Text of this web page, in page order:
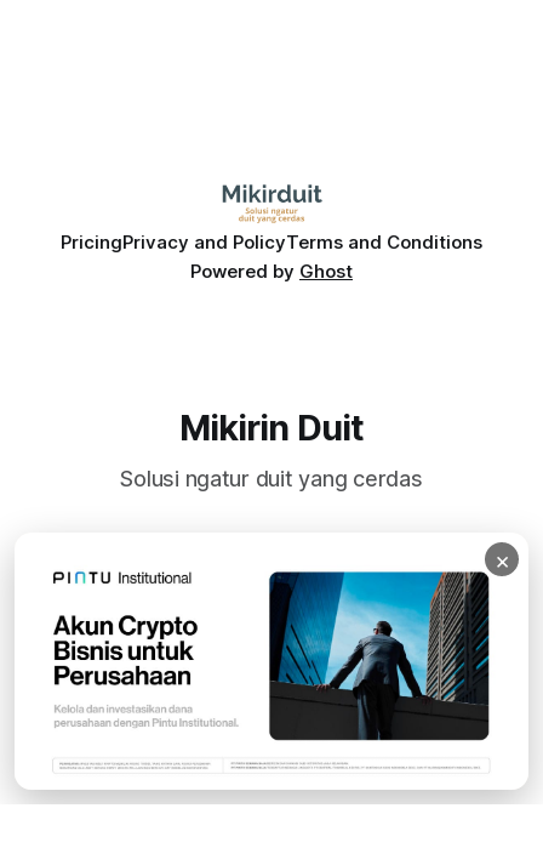
PricingPrivacy and PolicyTerms and Conditions
Powered by Ghost
Mikirin Duit
Solusi ngatur duit yang cerdas
Subscribe
×